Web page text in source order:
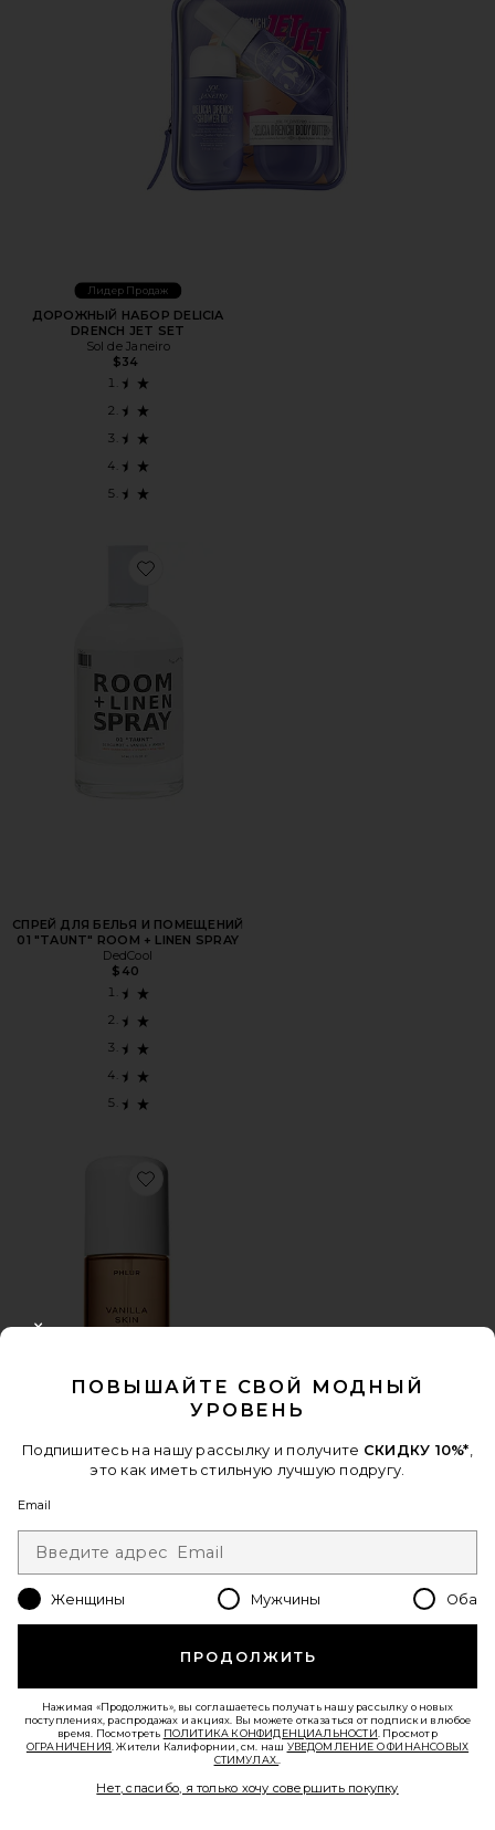
Лидер Продаж
ДОРОЖНЫЙ НАБОР DELICIA
DRENCH JET SET
Sol de Janeiro
$34
Favorite СПРЕЙ ДЛЯ БЕЛЬЯ И ПОМЕЩЕНИЙ 01 "TAUNT"
СПРЕЙ ДЛЯ БЕЛЬЯ И ПОМЕЩЕНИЙ
01 "TAUNT" ROOM + LINEN SPRAY
DedCool
$40
Favorite ТУАЛЕТНАЯ ВОДА ДЛЯ ВОЛОС И ТЕЛА HAIR
ТУАЛЕТНАЯ ВОДА ДЛЯ ВОЛОС И
ТЕЛА HAIR AND BODY MIST
PHLUR
ПОВЫШАЙТЕ СВОЙ МОДНЫЙ
УРОВЕНЬ
Подпишитесь на нашу рассылку и получите СКИДКУ 10%*
это как иметь стильную лучшую подругу.
Email
Женщины Мужчины Оба
ПРОДОЛЖИТЬ
Нажимая «Продолжить», вы соглашаетесь получать нашу рассылку о новых
поступлениях, распродажах и акциях. Вы можете отказаться от подписки в любое
время. Посмотреть ПОЛИТИКА КОНФИДЕНЦИАЛЬНОСТИ . Просмотр
ОГРАНИЧЕНИЯ . Жители Калифорнии, см. наш УВЕДОМЛЕНИЕ О ФИНАНСОВЫХ
СТИМУЛАХ.
Нет, спасибо, я только хочу совершить покупку